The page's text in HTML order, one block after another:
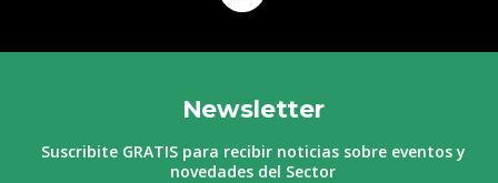
Newsletter
Suscribite GRATIS para recibir noticias sobre eventos y
novedades del Sector